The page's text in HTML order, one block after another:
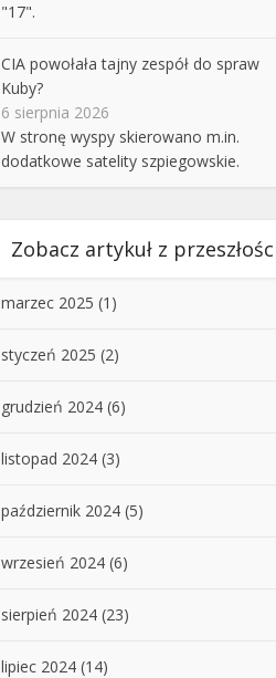
"17".
CIA powołała tajny zespół do spraw
Kuby?
6 sierpnia 2026
W stronę wyspy skierowano m.in.
dodatkowe satelity szpiegowskie.
Zobacz artykuł z
marzec 2025 (1)
styczeń 2025 (2)
grudzień 2024 (6)
listopad 2024 (3)
październik 2024 (5)
wrzesień 2024 (6)
sierpień 2024 (23)
lipiec 2024 (14)